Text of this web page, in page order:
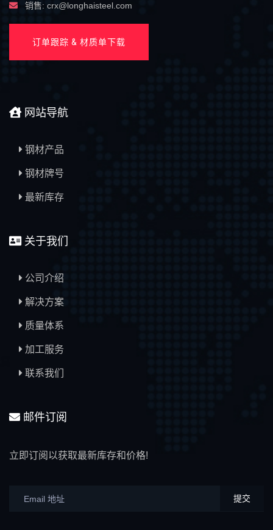
销售: crx@longhaisteel.com
订单跟踪 & 材质单下载
网站导航
钢材产品
钢材牌号
最新库存
关于我们
公司介绍
解决方案
质量体系
加工服务
联系我们
邮件订阅
立即订阅以获取最新库存和价格!
提交